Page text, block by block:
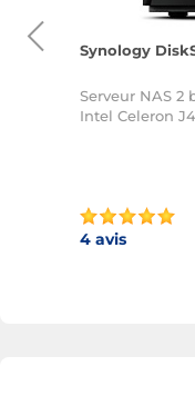
Synology
Serveur NAS 2
Intel Celeron
4 avis